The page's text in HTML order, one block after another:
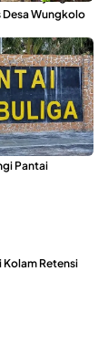
Desa Wungkolo
Nyesal
Pantai
Retensi